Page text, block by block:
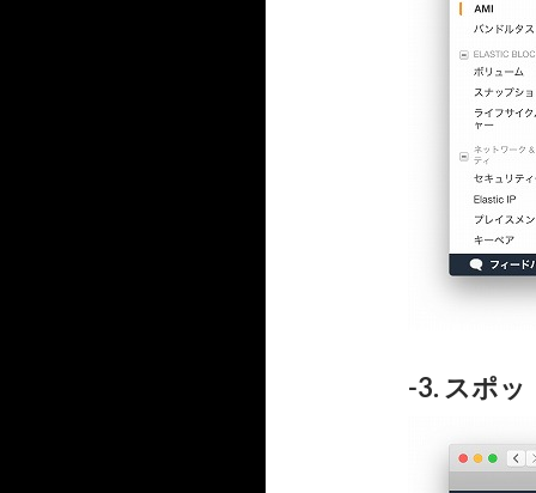
-3. スポ